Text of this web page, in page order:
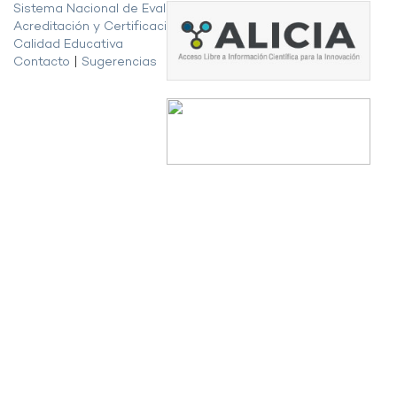
Sistema Nacional de Evaluación,
Acreditación y Certificación de la
Calidad Educativa
Contacto
Sugerencias